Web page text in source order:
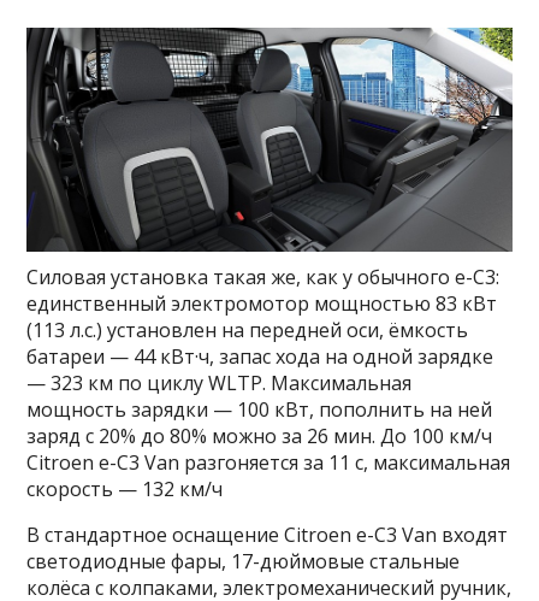
Силовая установка такая же, как у обычного e-C3:
единственный электромотор мощностью 83 кВт
(113 л.с.) установлен на передней оси, ёмкость
батареи — 44 кВт·ч, запас хода на одной зарядке
— 323 км по циклу WLTP. Максимальная
мощность зарядки — 100 кВт, пополнить на ней
заряд с 20% до 80% можно за 26 мин. До 100 км/ч
Citroen e-C3 Van разгоняется за 11 с, максимальная
скорость — 132 км/ч
В стандартное оснащение Citroen e-C3 Van входят
светодиодные фары, 17-дюймовые стальные
колёса с колпаками, электромеханический ручник,